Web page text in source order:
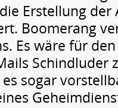
Erstellung
Boomerang
Es wäre für
Schindluder
sogar